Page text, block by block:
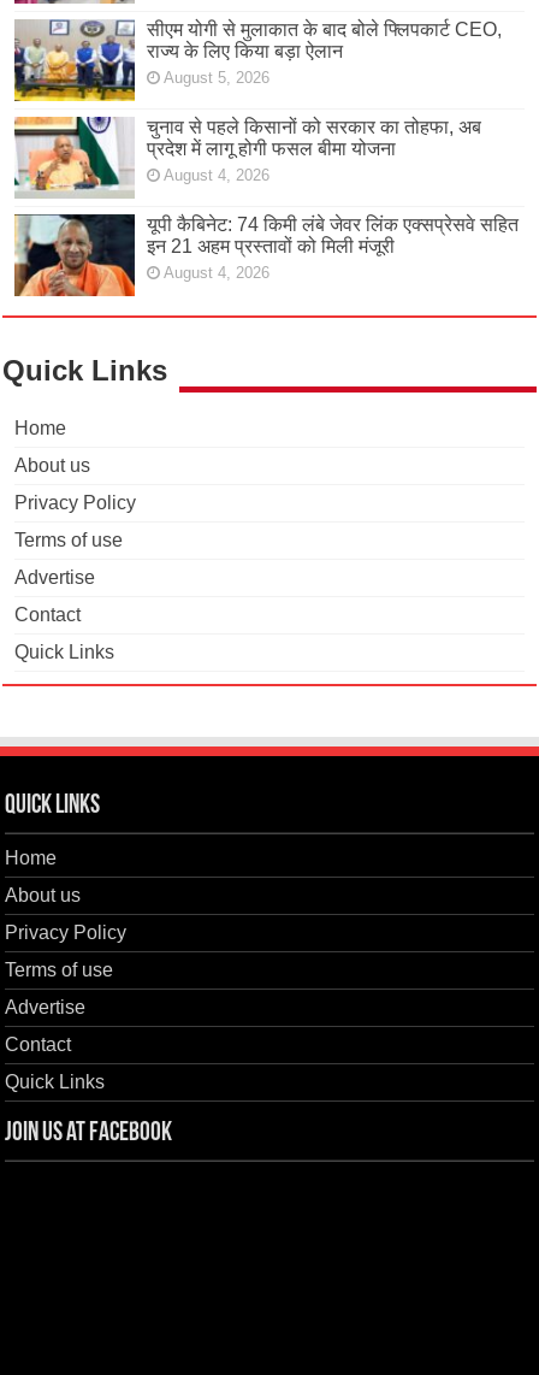
सीएम योगी से मुलाकात के बाद बोले फ्लिपकार्ट CEO,
राज्य के लिए किया बड़ा ऐलान
August 5, 2026
चुनाव से पहले किसानों को सरकार का तोहफा, अब
प्रदेश में लागू होगी फसल बीमा योजना
August 4, 2026
यूपी कैबिनेट: 74 किमी लंबे जेवर लिंक एक्सप्रेसवे सहित
इन 21 अहम प्रस्तावों को मिली मंजूरी
August 4, 2026
Quick Links
Home
About us
Privacy Policy
Terms of use
Advertise
Contact
Quick Links
Quick Links
Home
About us
Privacy Policy
Terms of use
Advertise
Contact
Quick Links
Join us at Facebook